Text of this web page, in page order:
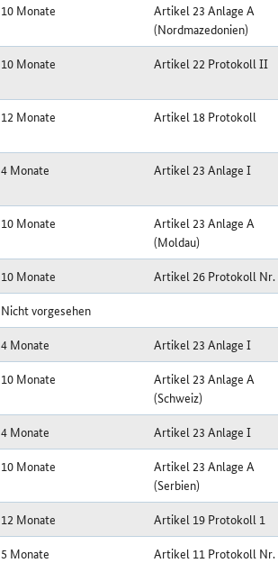
10 Monate
Artikel 23 Anlage A
(Nordmazedonien)
10 Monate Artikel 22 Protokoll II
12 Monate Artikel 18 Protokoll
4 Monate Artikel 23 Anlage I
10 Monate
Artikel 23 Anlage A
(Moldau)
10 Monate
Artikel 26 Protokoll Nr.
Nicht vorgesehen
4 Monate
Artikel 23 Anlage I
10 Monate
Artikel 23 Anlage A
(Schweiz)
4 Monate
Artikel 23 Anlage I
10 Monate
Artikel 23 Anlage A
(Serbien)
12 Monate
Artikel 19 Protokoll 1
5 Monate
Artikel 11 Protokoll Nr.